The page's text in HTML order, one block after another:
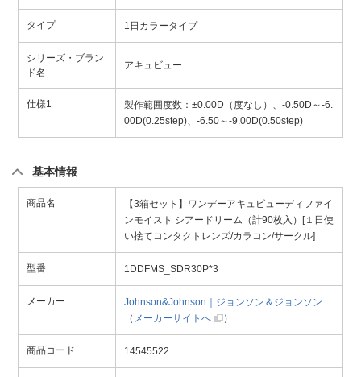
タイプ 1日カラータイプ
シリーズ・ブラン
ド名
アキュビュー
仕様1
製作範囲度数：±0.00D（度なし）、-0.50D～-6.
00D(0.25step)、-6.50～-9.00D(0.50step)
基本情報
商品名
【3箱セット】ワンデーアキュビューディファイ
ンモイスト シアードリーム（計90枚入）[１日使
い捨てコンタクトレンズ/カラコン/サークル]
型番 1DDFMS_SDR30P*3
メーカー
Johnson&Johnson｜ジョンソン＆ジョンソン
（ メーカーサイトへ ）
商品コード 14545522